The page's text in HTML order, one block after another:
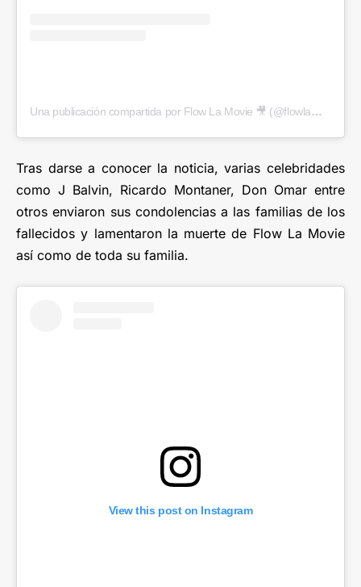
Una publicación compartida por Flow La Movie 🎥 (@flowlamovie)
Tras darse a conocer la noticia, varias celebridades
como J Balvin, Ricardo Montaner, Don Omar entre
otros enviaron sus condolencias a las familias de los
fallecidos y lamentaron la muerte de Flow La Movie
así como de toda su familia.
View this post on Instagram